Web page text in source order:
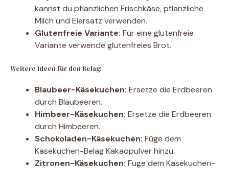
kannst du pflanzlichen Frischkäse, pflanzliche
Milch und Eiersatz verwenden.
Glutenfreie Variante: Für eine glutenfreie
Variante verwende glutenfreies Brot.
Weitere Ideen für den Belag:
Blaubeer-Käsekuchen: Ersetze die Erdbeeren
durch Blaubeeren.
Himbeer-Käsekuchen: Ersetze die Erdbeeren
durch Himbeeren.
Schokoladen-Käsekuchen: Füge dem
Käsekuchen-Belag Kakaopulver hinzu.
Zitronen-Käsekuchen: Füge dem Käsekuchen-